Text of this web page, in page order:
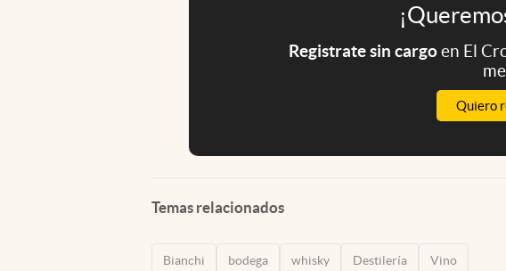
Registrate sin cargoen El
Quiero
Temas relacionados
Bianchi bodega whisky Destilería Vino